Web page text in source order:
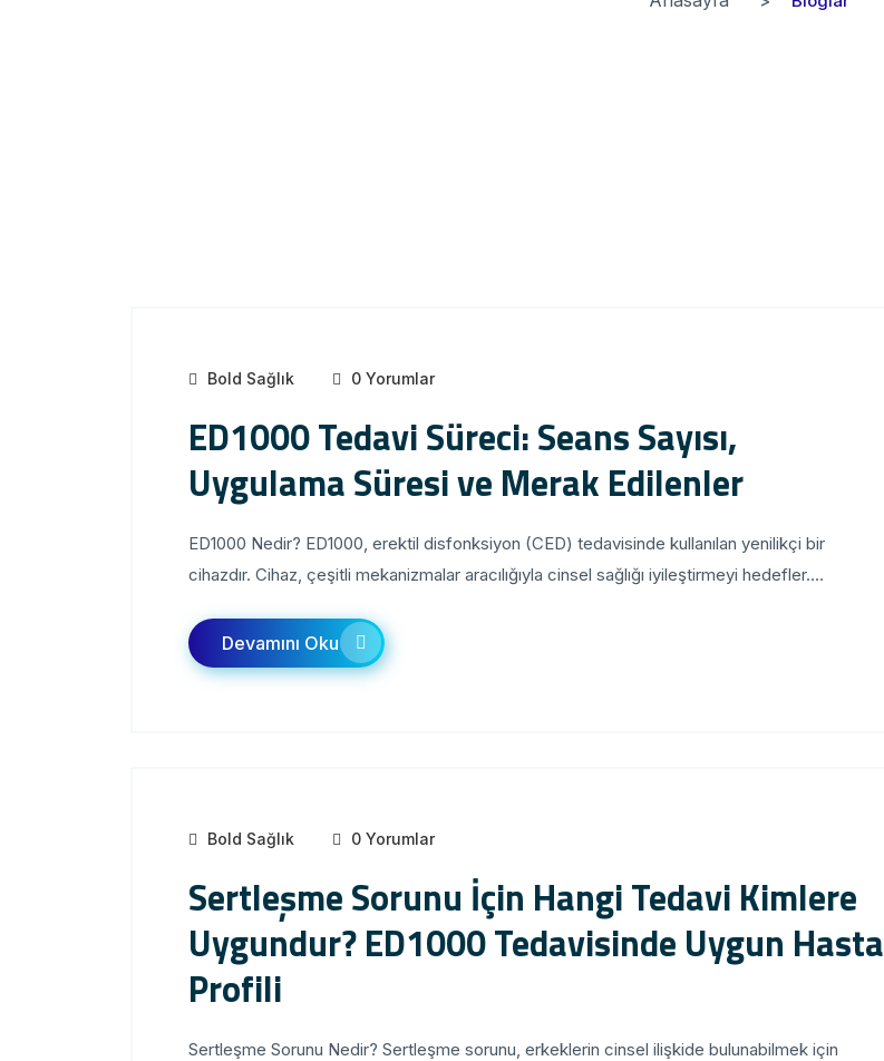
Bold Sağlık 0 Yorumlar
ED1000 Tedavi Süreci: Seans Sayısı,
Uygulama Süresi ve Merak Edilenler
ED1000 Nedir? ED1000, erektil disfonksiyon (CED) tedavisinde kullanılan yenilikçi bir
cihazdır. Cihaz, çeşitli mekanizmalar aracılığıyla cinsel sağlığı iyileştirmeyi hedefler....
Devamını Oku
Bold Sağlık 0 Yorumlar
Sertleşme Sorunu İçin Hangi Tedavi Kimlere
Uygundur? ED1000 Tedavisinde Uygun Hasta
Profili
Sertleşme Sorunu Nedir? Sertleşme sorunu, erkeklerin cinsel ilişkide bulunabilmek için